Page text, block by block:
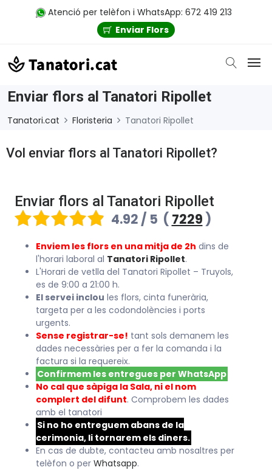
Atenció per telèfon i WhatsApp: 672 419 213
Enviar Flors
Enviar flors al Tanatori Ripollet
Tanatori.cat Floristeria Tanatori Ripollet
Vol enviar flors al Tanatori Ripollet?
Enviar flors al Tanatori Ripollet
4.92 / 5 ( 7229 )
Enviem les flors en una mitja de 2h dins de
l'horari laboral al Tanatori Ripollet.
L'Horari de vetlla del Tanatori Ripollet – Truyols,
es de 9:00 a 21:00 h.
El servei inclou les flors, cinta funerària,
targeta per a les codondolències i ports
urgents.
Sense registrar-se! tant sols demanem les
dades necessàries per a fer la comanda i la
factura si la requereix.
Confirmem les entregues per WhatsApp
No cal que sàpiga la Sala, ni el nom
complert del difunt. Comprobem les dades
amb el tanatori
Si no ho entreguem abans de la
cerimonia, li tornarem els diners.
En cas de dubte, contacteu amb nosaltres per
telèfon o perWhatsapp.